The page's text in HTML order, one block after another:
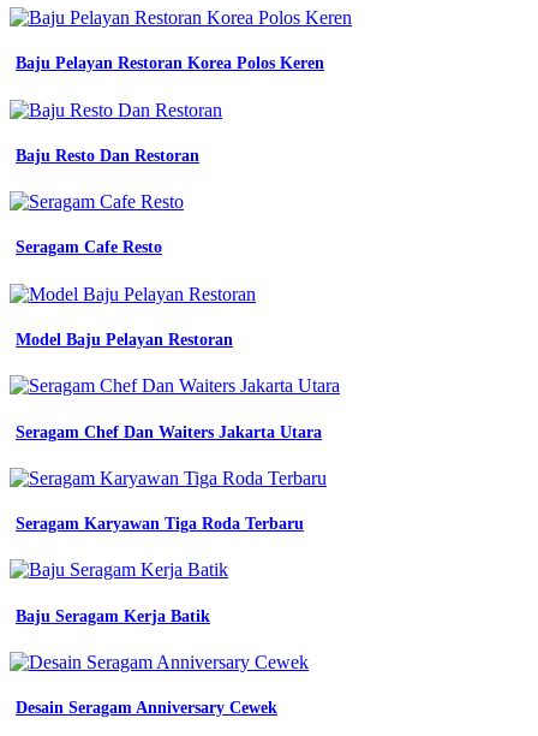
reflektor
jual
wearpack
kerja
baju
proyek
kerja
biru
jual
Baju
Kerja
Abu
kerja
seragam
kerja
baju
kerja
biru
m
baju
kerja
biru
Baju Pelayan Restoran Korea Polos Keren
Baju Resto Dan Restoran
Seragam Cafe Resto
Model Baju Pelayan Restoran
Seragam Chef Dan Waiters Jakarta Utara
Seragam Karyawan Tiga Roda Terbaru
Baju Seragam Kerja Batik
Desain Seragam Anniversary Cewek